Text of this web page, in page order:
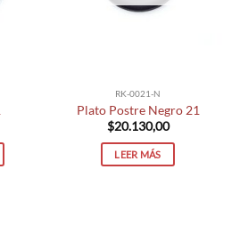
RK-0021-N
Plato Postre Negro 21
$20.130,00
LEER MÁS